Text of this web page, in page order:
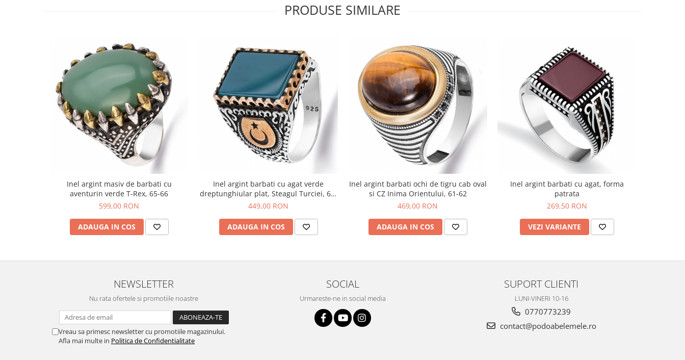
PRODUSE SIMILARE
Inel argint masiv de barbati cu
aventurin verde T-Rex, 65-66
599,00 RON
ADAUGA IN COS
Inel argint barbati cu agat verde
dreptunghiular plat, Steagul Turciei, 65-
66
449,00 RON
ADAUGA IN COS
Inel argint barbati ochi de tigru cab oval
si CZ Inima Orientului, 61-62
469,00 RON
ADAUGA IN COS
Inel argint barbati cu agat, forma
patrata
269,50 RON
VEZI VARIANTE
NEWSLETTER
Nu rata ofertele si promotiile noastre
Vreau sa primesc newsletter cu promotiile magazinului.
Afla mai multe in Politica de Confidentialitate
SOCIAL
Urmareste-ne in social media
SUPORT CLIENTI
LUNI-VINERI 10-16
0770773239
contact@podoabelemele.ro